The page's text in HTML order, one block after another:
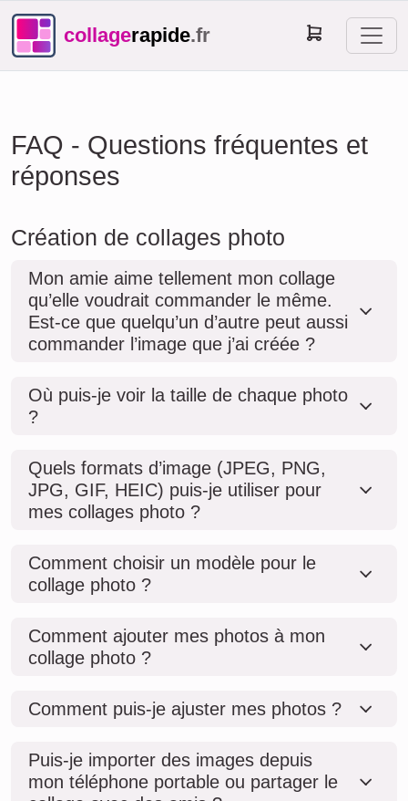
collagerapide.fr
FAQ - Questions fréquentes et
réponses
Création de collages photo
Mon amie aime tellement mon collage
qu’elle voudrait commander le même.
Est-ce que quelqu’un d’autre peut aussi
commander l’image que j’ai créée ?
Où puis-je voir la taille de chaque photo
?
Quels formats d’image (JPEG, PNG,
JPG, GIF, HEIC) puis-je utiliser pour
mes collages photo ?
Comment choisir un modèle pour le
collage photo ?
Comment ajouter mes photos à mon
collage photo ?
Comment puis-je ajuster mes photos ?
Puis-je importer des images depuis
mon téléphone portable ou partager le